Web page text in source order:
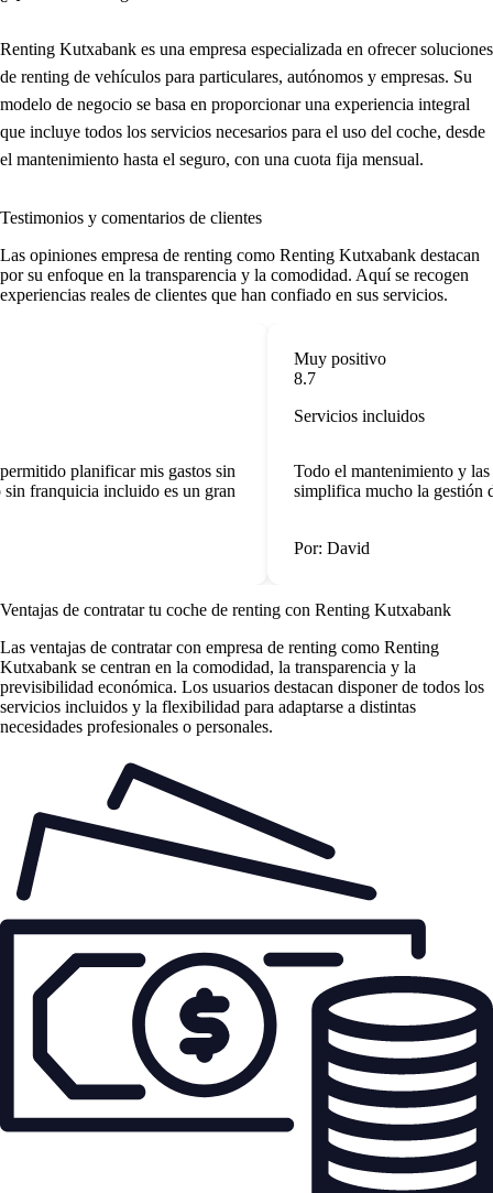
Renting Kutxabank es una empresa especializada en ofrecer soluciones
de renting de vehículos para particulares, autónomos y empresas. Su
modelo de negocio se basa en proporcionar una experiencia integral
que incluye todos los servicios necesarios para el uso del coche, desde
el mantenimiento hasta el seguro, con una cuota fija mensual.
Testimonios y comentarios de clientes
Las opiniones empresa de renting como Renting Kutxabank destacan
por su enfoque en la transparencia y la comodidad. Aquí se recogen
experiencias reales de clientes que han confiado en sus servicios.
planificar mis gastos sin
franquicia incluido es un gran
Muy positivo
8.7
Servicios incluidos
Todo el mantenimiento y las
simplifica mucho la gestión
Por: David
Ventajas de contratar tu coche de renting con Renting Kutxabank
Las ventajas de contratar con empresa de renting como Renting
Kutxabank se centran en la comodidad, la transparencia y la
previsibilidad económica. Los usuarios destacan disponer de todos los
servicios incluidos y la flexibilidad para adaptarse a distintas
necesidades profesionales o personales.